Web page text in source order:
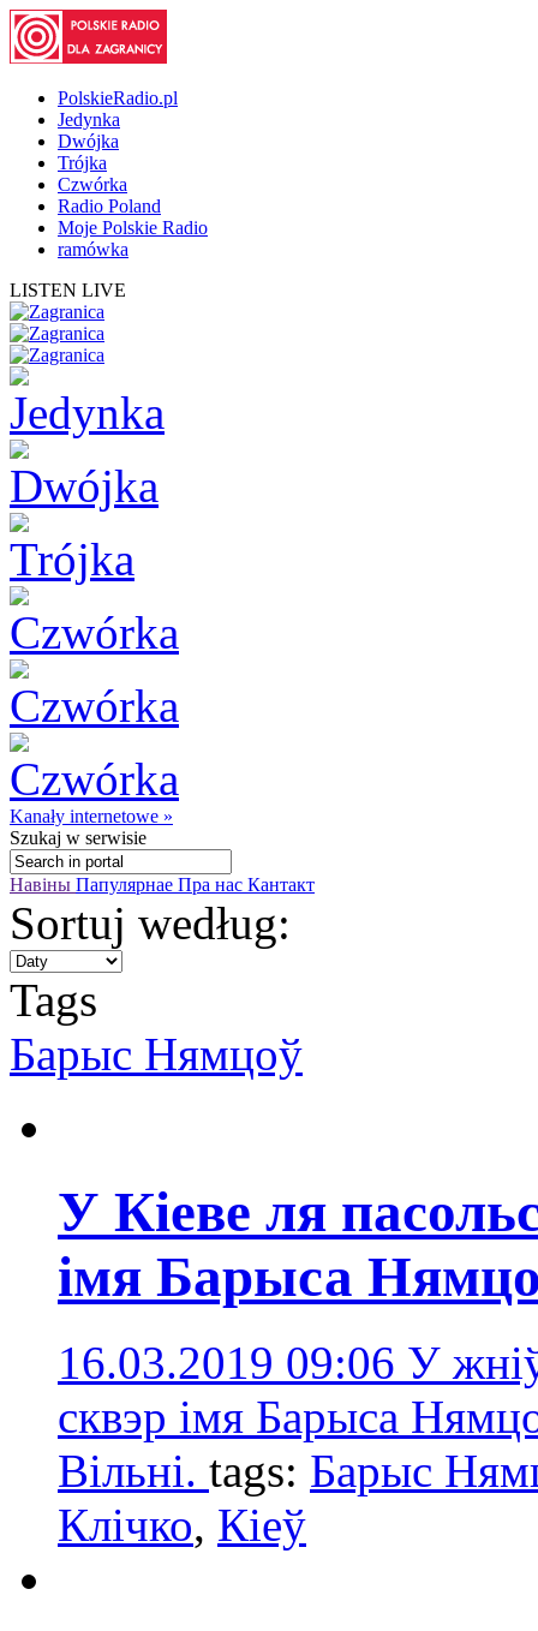
PolskieRadio.pl
Jedynka
Dwójka
Trójka
Czwórka
Radio Poland
Moje Polskie Radio
ramówka
LISTEN LIVE
Kanały internetowe »
Szukaj w serwisie
Навіны Папулярнае Пра нас Кантакт
Sortuj według:
Tags
Барыс Нямцоў
У Кіеве ля
імя Барыса
16.03.2019 09:06 У
сквэр імя Барыса
Вільні. tags: Барыс
Клічко, Кіеў